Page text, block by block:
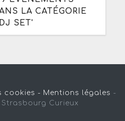
LA CATÉGORIE
SET'
cookies - Mentions légales -
Curieux